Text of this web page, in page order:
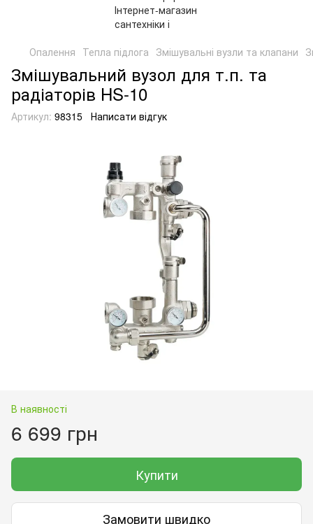
Опалення Тепла підлога Змішувальні вузли та клапани
Змішувальний вузол для т.п. та
радіаторів HS-10
Артикул: 98315 Написати відгук
В наявності
6 699 грн
Купити
Замовити швидко